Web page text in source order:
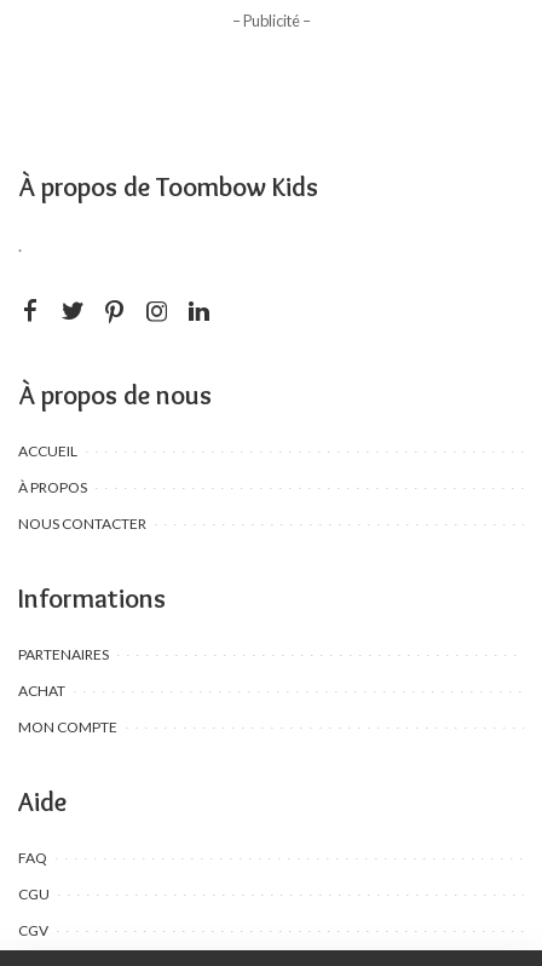
– Publicité –
À propos de Toombow Kids
.
À propos de nous
ACCUEIL
À PROPOS
NOUS CONTACTER
Informations
PARTENAIRES
ACHAT
MON COMPTE
Aide
FAQ
CGU
CGV